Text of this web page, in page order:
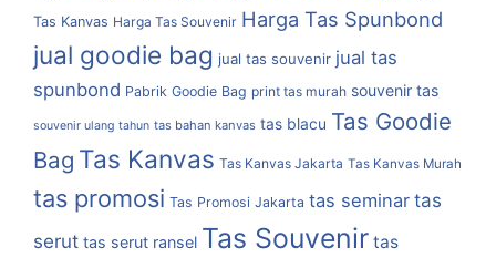
Tas Kanvas Harga Tas Souvenir Harga Tas Spunbond
jual goodie bag jual tas souvenir jual tas
spunbond Pabrik Goodie Bag print tas murah souvenir tas
souvenir ulang tahun tas bahan kanvas tas blacu Tas Goodie
Bag Tas Kanvas Tas Kanvas Jakarta Tas Kanvas Murah
tas promosi Tas Promosi Jakarta tas seminar tas
serut tas serut ransel Tas Souvenir tas